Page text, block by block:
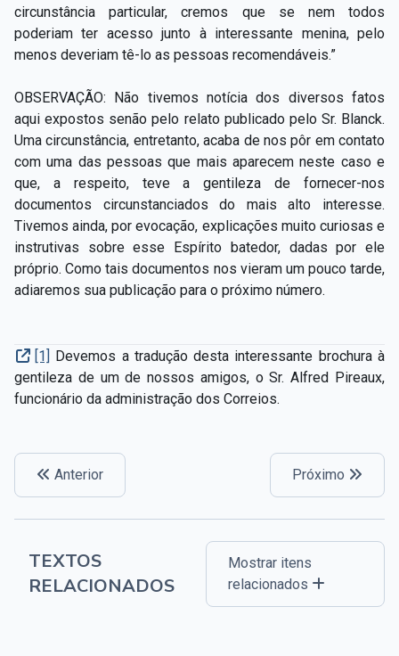
circunstância particular, cremos que se nem todos
poderiam ter acesso junto à interessante menina, pelo
menos deveriam tê-lo as pessoas recomendáveis.”
OBSERVAÇÃO: Não tivemos notícia dos diversos fatos
aqui expostos senão pelo relato publicado pelo Sr. Blanck.
Uma circunstância, entretanto, acaba de nos pôr em contato
com uma das pessoas que mais aparecem neste caso e
que, a respeito, teve a gentileza de fornecer-nos
documentos circunstanciados do mais alto interesse.
Tivemos ainda, por evocação, explicações muito curiosas e
instrutivas sobre esse Espírito batedor, dadas por ele
próprio. Como tais documentos nos vieram um pouco tarde,
adiaremos sua publicação para o próximo número.
[1] Devemos a tradução desta interessante brochura à
gentileza de um de nossos amigos, o Sr. Alfred Pireaux,
funcionário da administração dos Correios.
Anterior Próximo
TEXTOS
RELACIONADOS
Mostrar itens
relacionados